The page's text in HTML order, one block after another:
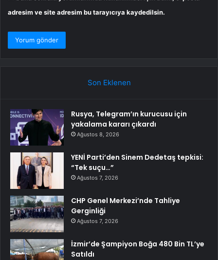
adresim ve site adresim bu tarayıcıya kaydedilsin.
Son Eklenen
Rusya, Telegram’ın kurucusu için
yakalama kararı çıkardı
Ağustos 8, 2026
YENİ Parti’den Sinem Dedetaş tepkisi:
“Tek suçu…”
Ağustos 7, 2026
CHP Genel Merkezi’nde Tahliye
Gerginliği
Ağustos 7, 2026
İzmir’de Şampiyon Boğa 480 Bin TL’ye
Satıldı